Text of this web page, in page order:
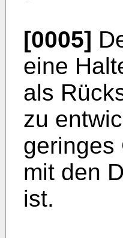
[0005]
eine
als
zu
geringes
mit den
ist.